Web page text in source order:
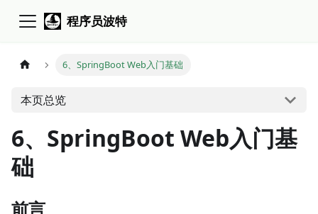
程序员波特
6、SpringBoot Web入门基础
本页总览
6、SpringBoot Web入门基
础
前言